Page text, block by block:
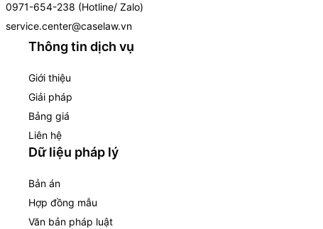
0971-654-238 (Hotline/ Zalo)
service.center@caselaw.vn
Thông tin dịch vụ
Giới thiệu
Giải pháp
Bảng giá
Liên hệ
Dữ liệu pháp lý
Bản án
Hợp đồng mẫu
Văn bản pháp luật